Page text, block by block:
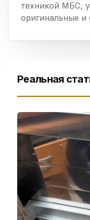
техникой МБС,
оригинальные и
Реальная